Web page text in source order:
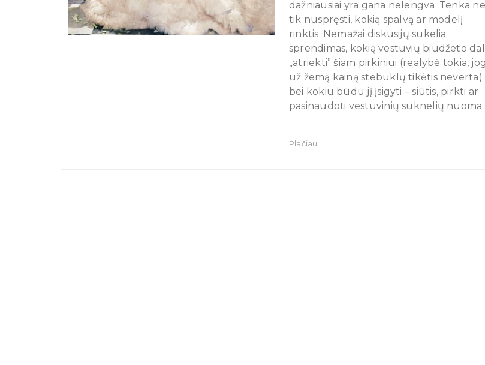
dažniausiai yra gana nelengva. Tenka ne
tik nuspręsti, kokią spalvą ar modelį
rinktis. Nemažai diskusijų sukelia
sprendimas, kokią vestuvių biudžeto
„atriekti” šiam pirkiniui (realybė tokia, jog
už žemą kainą stebuklų tikėtis neverta)
bei kokiu būdu jį įsigyti – siūtis, pirkti ar
pasinaudoti vestuvinių suknelių
Plačiau